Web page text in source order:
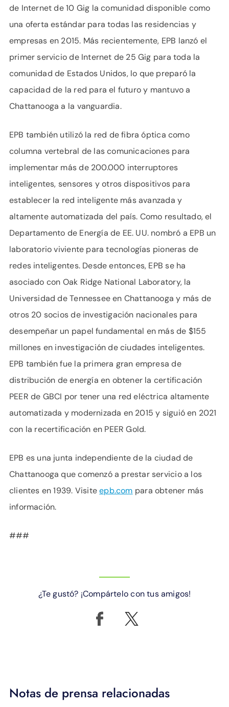
de Internet de 10 Gig la comunidad disponible como
una oferta estándar para todas las residencias y
empresas en 2015. Más recientemente, EPB lanzó el
primer servicio de Internet de 25 Gig para toda la
comunidad de Estados Unidos, lo que preparó la
capacidad de la red para el futuro y mantuvo a
Chattanooga a la vanguardia.
EPB también utilizó la red de fibra óptica como
columna vertebral de las comunicaciones para
implementar más de 200.000 interruptores
inteligentes, sensores y otros dispositivos para
establecer la red inteligente más avanzada y
altamente automatizada del país. Como resultado, el
Departamento de Energía de EE. UU. nombró a EPB un
laboratorio viviente para tecnologías pioneras de
redes inteligentes. Desde entonces, EPB se ha
asociado con Oak Ridge National Laboratory, la
Universidad de Tennessee en Chattanooga y más de
otros 20 socios de investigación nacionales para
desempeñar un papel fundamental en más de $155
millones en investigación de ciudades inteligentes.
EPB también fue la primera gran empresa de
distribución de energía en obtener la certificación
PEER de GBCI por tener una red eléctrica altamente
automatizada y modernizada en 2015 y siguió en 2021
con la recertificación en PEER Gold.
EPB es una junta independiente de la ciudad de
Chattanooga que comenzó a prestar servicio a los
clientes en 1939. Visiteepb.com para obtener más
información.
###
¿Te gustó? ¡Compártelo con tus amigos!
Notas de prensa relacionadas